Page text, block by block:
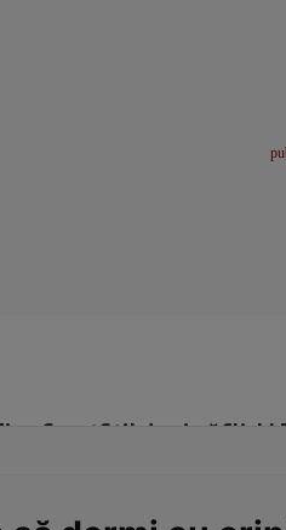
SportStil de viațăClick!